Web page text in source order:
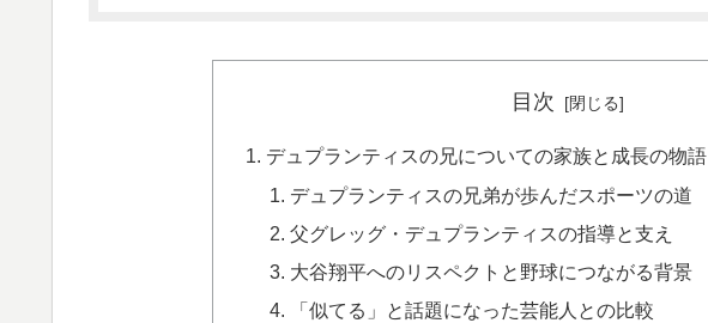
目次
デュプランティスの兄についての家族と成長の物語
デュプランティスの兄弟が歩んだスポーツの道
父グレッグ・デュプランティスの指導と支え
大谷翔平へのリスペクトと野球につながる背景
「似てる」と話題になった芸能人との比較